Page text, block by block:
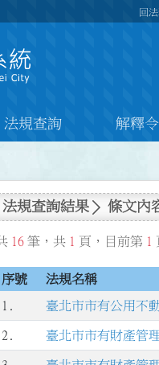
回
法規查詢 解釋
法規查詢結果 條文內
16 筆，共 1 頁，目前第 1
序號 法規名稱
1. 臺北市市有公用不
2. 臺北市市有財產管